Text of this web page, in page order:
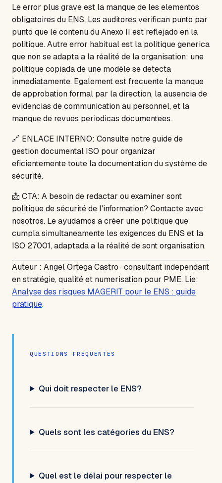
Le error plus grave est la manque de les elementos
obligatoires du ENS. Les auditores verifican punto par
punto que le contenu du Anexo II est reflejado en la
politique. Autre error habitual est la politique generica
que non se adapta a la réalité de la organisation: une
politique copiada de une modèle se detecta
inmediatamente. Egalement est frecuente la manque
de approbation formal par la direction, la ausencia de
evidencias de communication au personnel, et la
manque de revues periodicas documentees.
🔗 ENLACE INTERNO: Consulte notre guide de
gestion documental ISO pour organizar
eficientemente toute la documentation du système de
sécurité.
📩 CTA: A besoin de redactar ou examiner sont
politique de sécurité de l'information? Contacte avec
nosotros. Le ayudamos a créer une politique que
cumpla simultaneamente les exigences du ENS et la
ISO 27001, adaptada a la réalité de sont organisation.
Auteur : Angel Ortega Castro · consultant independant
en stratégie, qualité et numerisation pour PME. Lie:
Analyse des risques MAGERIT pour le ENS : guide
pratique.
QUESTIONS FRÉQUENTES
Qui doit respecter le ENS?
Quels sont les catégories du ENS?
Quel est le délai pour respecter le